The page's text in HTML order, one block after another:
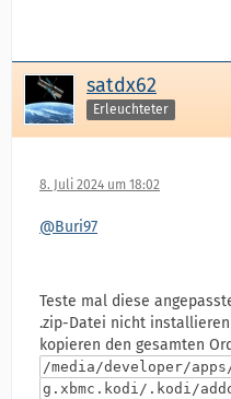
satdx62
Erleuchteter
8. Juli 2024 um 18:02
@Buri97
Teste mal diese
.zip-Datei nicht
kopieren den gesamten
/media/developer/
g.xbmc.kodi/.kodi/